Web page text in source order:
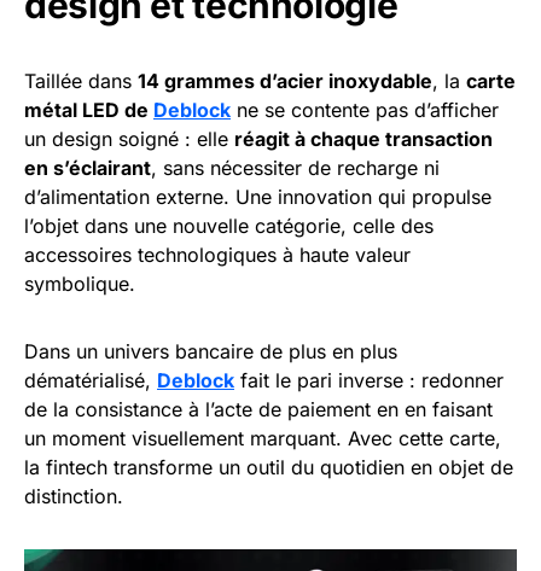
Taillée dans 14 grammes d’acier inoxydable, la carte
métal LED de Deblock ne se contente pas d’afficher
un design soigné : elle réagit à chaque transaction
en s’éclairant, sans nécessiter de recharge ni
d’alimentation externe. Une innovation qui propulse
l’objet dans une nouvelle catégorie, celle des
accessoires technologiques à haute valeur
symbolique.
Dans un univers bancaire de plus en plus
dématérialisé, Deblock fait le pari inverse : redonner
de la consistance à l’acte de paiement en en faisant
un moment visuellement marquant. Avec cette carte,
la fintech transforme un outil du quotidien en objet de
distinction.